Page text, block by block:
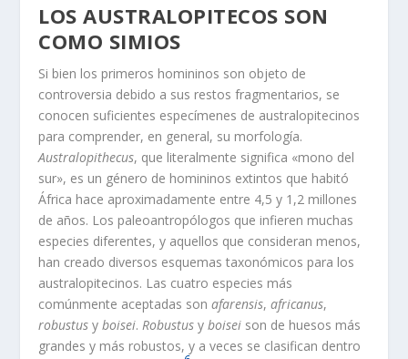
LOS AUSTRALOPITECOS SON
COMO SIMIOS
Si bien los primeros homininos son objeto de
controversia debido a sus restos fragmentarios, se
conocen suficientes especímenes de australopitecinos
para comprender, en general, su morfología.
Australopithecus, que literalmente significa «mono del
sur», es un género de homininos extintos que habitó
África hace aproximadamente entre 4,5 y 1,2 millones
de años. Los paleoantropólogos que infieren muchas
especies diferentes, y aquellos que consideran menos,
han creado diversos esquemas taxonómicos para los
australopitecinos. Las cuatro especies más
comúnmente aceptadas sonafarensis,africanus,
robustus yboisei. Robustus yboisei son de huesos más
grandes y más robustos, y a veces se clasifican dentro